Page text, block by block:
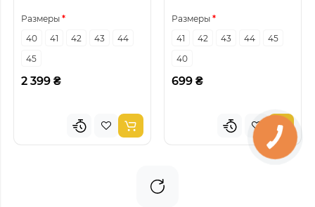
Размеры
40
41 42 43
44
45
2 399 ₴
Размеры
41
42 43 44
45
40
699 ₴